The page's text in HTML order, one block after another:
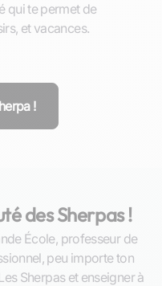
qui te permet de
et vacances.
!
des Sherpas !
École, professeur de
peu importe ton
Sherpas et enseigner à